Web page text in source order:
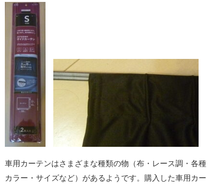
車用カーテンはさまざまな種類の物（布・レース調・各種
カラー・サイズなど）があるようです。購入した車用カー